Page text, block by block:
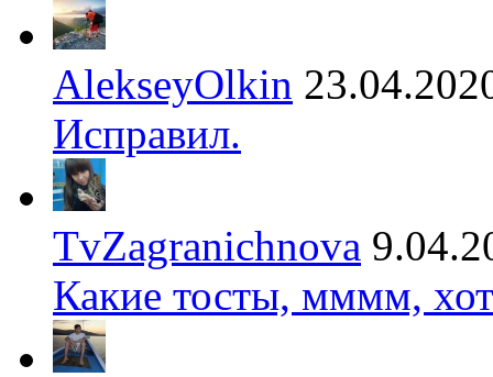
AlekseyOlkin
Исправил.
TvZagranichnova
Какие тосты, мммм,